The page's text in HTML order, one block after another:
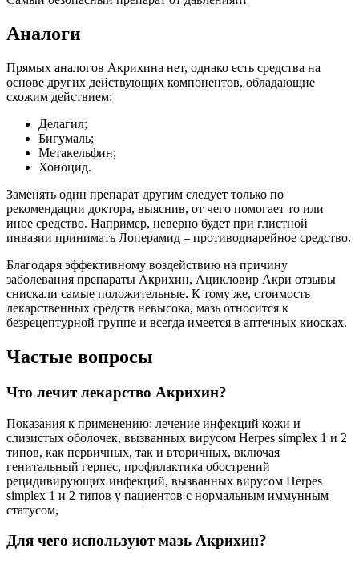
Аналоги
Прямых аналогов Акрихина нет, однако есть средства на
основе других действующих компонентов, обладающие
схожим действием:
Делагил;
Бигумаль;
Метакельфин;
Хоноцид.
Заменять один препарат другим следует только по
рекомендации доктора, выяснив, от чего помогает то или
иное средство. Например, неверно будет при глистной
инвазии принимать Лоперамид – противодиарейное средство.
Благодаря эффективному воздействию на причину
заболевания препараты Акрихин, Ацикловир Акри отзывы
снискали самые положительные. К тому же, стоимость
лекарственных средств невысока, мазь относится к
безрецептурной группе и всегда имеется в аптечных киосках.
Частые вопросы
Что лечит лекарство Акрихин?
Показания к применению: лечение инфекций кожи и
слизистых оболочек, вызванных вирусом Herpes simplex 1 и 2
типов, как первичных, так и вторичных, включая
генитальный герпес, профилактика обострений
рецидивирующих инфекций, вызванных вирусом Herpes
simplex 1 и 2 типов у пациентов с нормальным иммунным
статусом,
Для чего используют мазь Акрихин?